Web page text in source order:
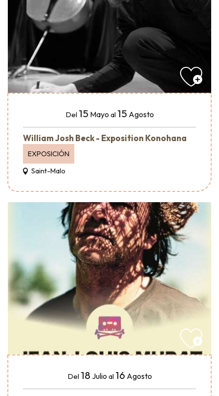
Del 15 Mayo al 15 Agosto
William Josh Beck - Exposition Konohana
EXPOSICIÓN
Saint-Malo
Del 18 Julio al 16 Agosto